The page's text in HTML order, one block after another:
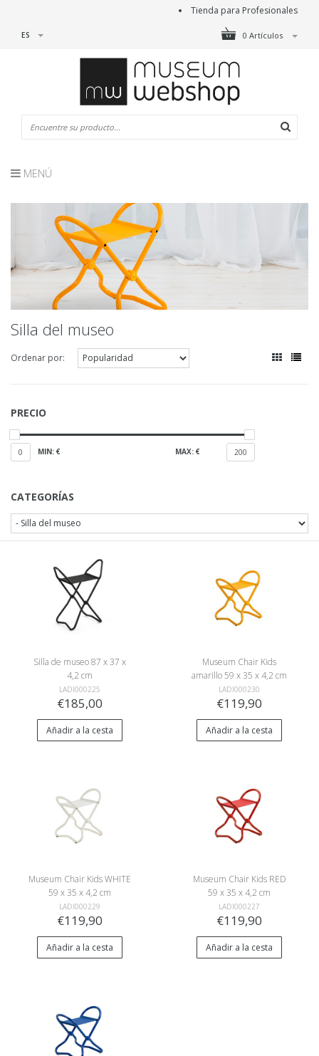
Tienda para Profesionales
0 Artículos
ES
MENÚ
Silla del museo
Ordenar por:
PRECIO
0 MIN: € MAX: € 200
CATEGORÍAS
Silla de museo 87 x 37 x
4,2 cm
LADI000225
€185,00
Añadir a la cesta
Museum Chair Kids
amarillo 59 x 35 x 4,2 cm
LADI000230
€119,90
Añadir a la cesta
Museum Chair Kids WHITE
59 x 35 x 4,2 cm
LADI000229
€119,90
Añadir a la cesta
Museum Chair Kids RED
59 x 35 x 4,2 cm
LADI000227
€119,90
Añadir a la cesta